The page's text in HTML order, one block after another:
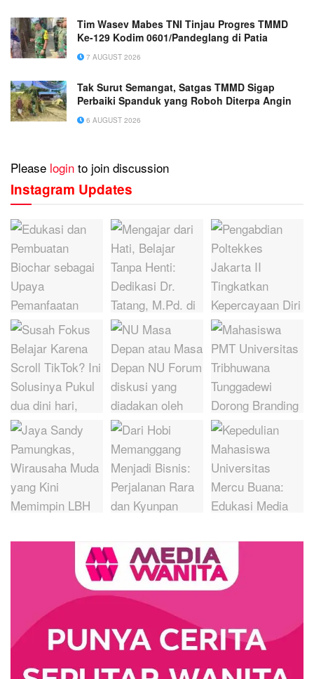
Tim Wasev Mabes TNI Tinjau Progres TMMD
Ke-129 Kodim 0601/Pandeglang di Patia
7 AUGUST 2026
Tak Surut Semangat, Satgas TMMD Sigap
Perbaiki Spanduk yang Roboh Diterpa Angin
6 AUGUST 2026
Please login to join discussion
Instagram Updates